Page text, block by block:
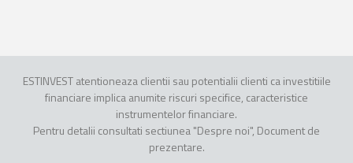
ESTINVEST atentioneaza clientii sau potentialii clienti ca investitiile
financiare implica anumite riscuri specifice, caracteristice
instrumentelor financiare.
Pentru detalii consultati sectiunea "Despre noi", Document de
prezentare.